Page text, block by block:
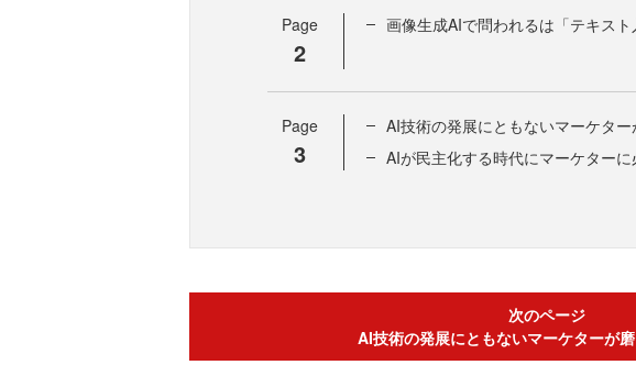
Page
2
画像生成AIで問われるは「テキスト
Page
3
AI技術の発展にともないマーケタ
AIが民主化する時代にマーケター
次のページ
AI技術の発展にともないマーケターが